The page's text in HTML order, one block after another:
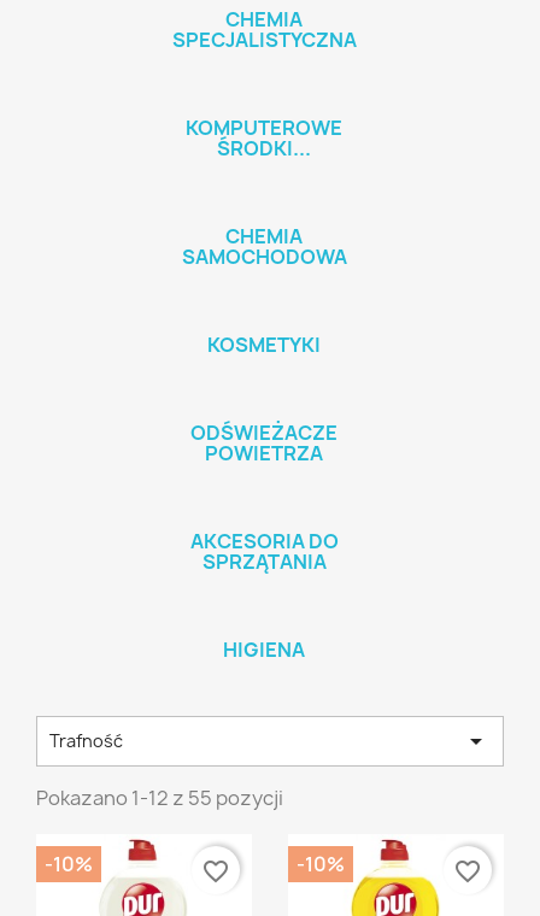
CHEMIA
SPECJALISTYCZNA
KOMPUTEROWE
ŚRODKI...
CHEMIA
SAMOCHODOWA
KOSMETYKI
ODŚWIEŻACZE
POWIETRZA
AKCESORIA DO
SPRZĄTANIA
HIGIENA
Trafność 
Pokazano 1-12 z 55 pozycji
-10% favorite_border -10% favorite_border